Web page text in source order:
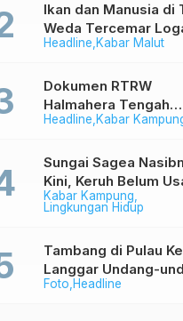
Headline Kabar Malut
Ikan dan Manusia di
Weda Tercemar
Berbahaya
Headline Kabar
Dokumen RTRW
Halmahera Tengah
Memihak Industri (1)
Kabar Kampung
Lingkungan Hidup
Sungai Sagea
Kini, Keruh Belum
Foto Headline
Tambang di Pulau
Langgar Undang-
Tapi Aman Saja